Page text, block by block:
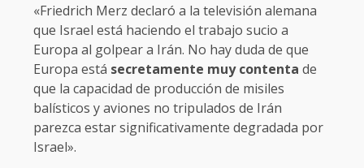
«Friedrich Merz declaró a la televisión alemana
que Israel está haciendo el trabajo sucio a
Europa al golpear a Irán. No hay duda de que
Europa está secretamente muy contenta de
que la capacidad de producción de misiles
balísticos y aviones no tripulados de Irán
parezca estar significativamente degradada por
Israel».